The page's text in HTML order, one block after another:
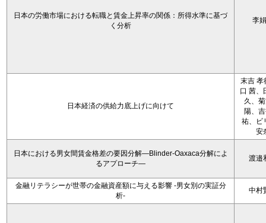
日本の労働市場における転職と賃金上昇率の関係：所得水準に基づ
く分析
李
日本経済の供給力底上げに向けて
末吉 孝
口 茜、
久、
陽、
祐、ビ
安
日本における男女間賃金格差の要因分解―Blinder-Oaxaca分解によ
るアプローチ―
渡邉
金融リテラシーが世帯の金融資産額に与える影響 -男女別の実証分
析-
中村